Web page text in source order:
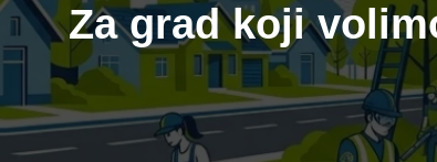
Za grad koji